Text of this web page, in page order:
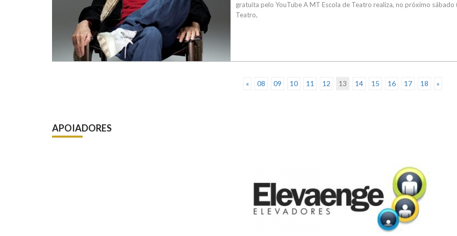
gratuita pelo YouTube A MT Escola de Teatro realiza, no próximo
Teatro,
« 08 09 10 11 12 13 14 15 16 17 18 »
APOIADORES